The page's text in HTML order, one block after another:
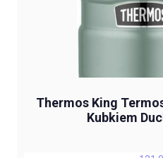
Thermos King
Kubkiem